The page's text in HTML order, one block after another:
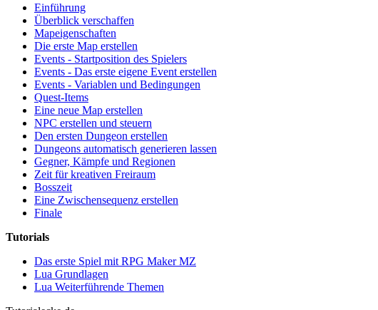
Einführung
Überblick verschaffen
Mapeigenschaften
Die erste Map erstellen
Events - Startposition des Spielers
Events - Das erste eigene Event erstellen
Events - Variablen und Bedingungen
Quest-Items
Eine neue Map erstellen
NPC erstellen und steuern
Den ersten Dungeon erstellen
Dungeons automatisch generieren lassen
Gegner, Kämpfe und Regionen
Zeit für kreativen Freiraum
Bosszeit
Eine Zwischensequenz erstellen
Finale
Tutorials
Das erste Spiel mit RPG Maker MZ
Lua Grundlagen
Lua Weiterführende Themen